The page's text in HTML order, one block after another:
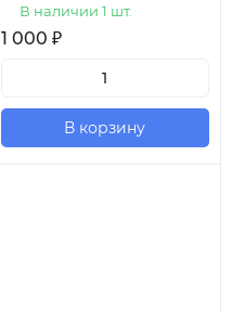
В наличии 1 шт.
1 000 ₽
В корзину